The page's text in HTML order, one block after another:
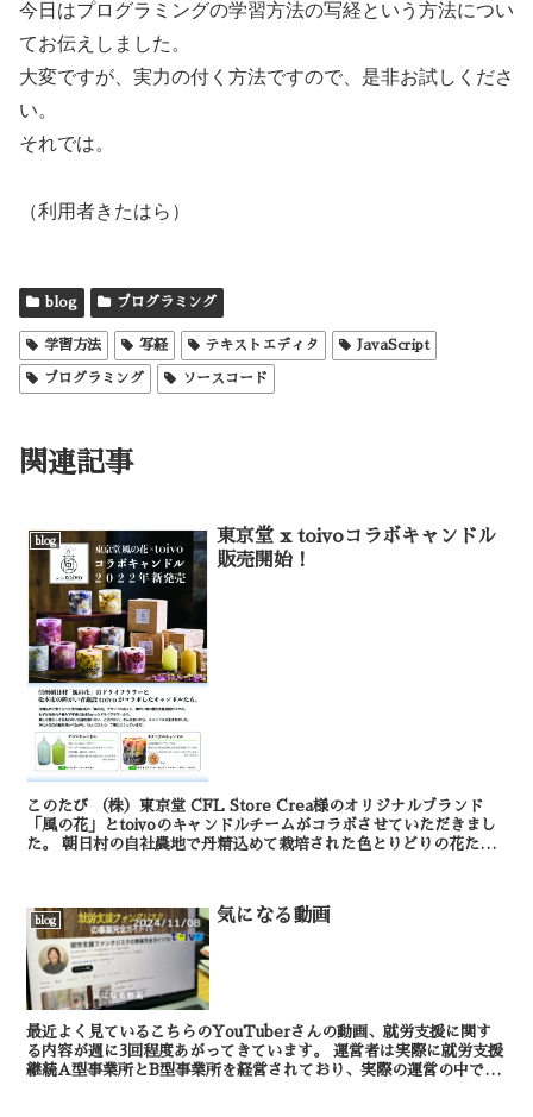
今日はプログラミングの学習方法の写経という方法につい
てお伝えしました。
大変ですが、実力の付く方法ですので、是非お試しくださ
い。
それでは。
（利用者きたはら）
blog プログラミング
学習方法 写経 テキストエディタ JavaScript
プログラミング ソースコード
関連記事
blog
東京堂 x toivoコラボキャンドル
販売開始！
このたび （株）東京堂 CFL Store Crea様のオリジナルブランド
「風の花」とtoivoのキャンドルチームがコラボさせていただきまし
た。 朝日村の自社農地で丹精込めて栽培された色とりどりの花たち
blog 気になる動画
最近よく見ているこちらのYouTuberさんの動画、就労支援に関す
る内容が週に3回程度あがってきています。 運営者は実際に就労支援
継続A型事業所とB型事業所を経営されており、実際の運営の中で出